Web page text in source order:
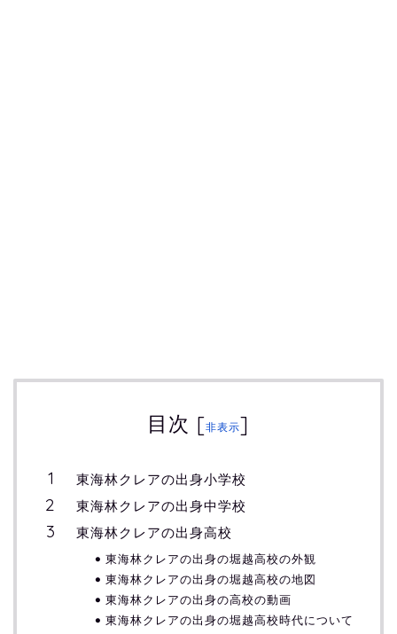
目次 [非表示]
東海林クレアの出身小学校
東海林クレアの出身中学校
東海林クレアの出身高校
東海林クレアの出身の堀越高校の外観
東海林クレアの出身の堀越高校の地図
東海林クレアの出身の高校の動画
東海林クレアの出身の堀越高校時代について